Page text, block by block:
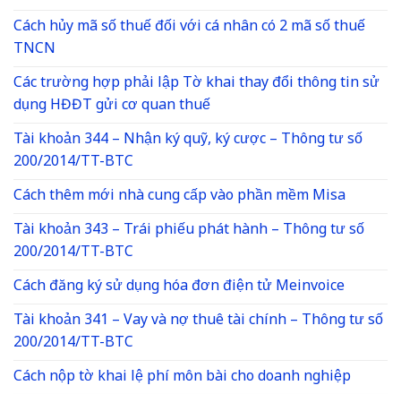
Cách hủy mã số thuế đối với cá nhân có 2 mã số thuế
TNCN
Các trường hợp phải lập Tờ khai thay đổi thông tin sử
dụng HĐĐT gửi cơ quan thuế
Tài khoản 344 – Nhận ký quỹ, ký cược – Thông tư số
200/2014/TT-BTC
Cách thêm mới nhà cung cấp vào phần mềm Misa
Tài khoản 343 – Trái phiếu phát hành – Thông tư số
200/2014/TT-BTC
Cách đăng ký sử dụng hóa đơn điện tử Meinvoice
Tài khoản 341 – Vay và nợ thuê tài chính – Thông tư số
200/2014/TT-BTC
Cách nộp tờ khai lệ phí môn bài cho doanh nghiệp